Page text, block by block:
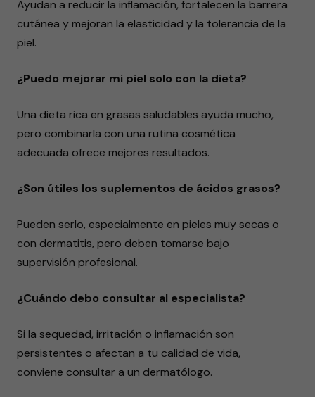
Ayudan a reducir la inflamación, fortalecen la barrera
cutánea y mejoran la elasticidad y la tolerancia de la
piel.
¿Puedo mejorar mi piel solo con la dieta?
Una dieta rica en grasas saludables ayuda mucho,
pero combinarla con una rutina cosmética
adecuada ofrece mejores resultados.
¿Son útiles los suplementos de ácidos grasos?
Pueden serlo, especialmente en pieles muy secas o
con dermatitis, pero deben tomarse bajo
supervisión profesional.
¿Cuándo debo consultar al especialista?
Si la sequedad, irritación o inflamación son
persistentes o afectan a tu calidad de vida,
conviene consultar a un dermatólogo.